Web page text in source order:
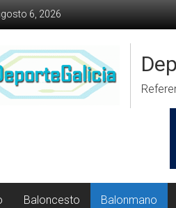
6, 2026
Baloncesto Balonmano